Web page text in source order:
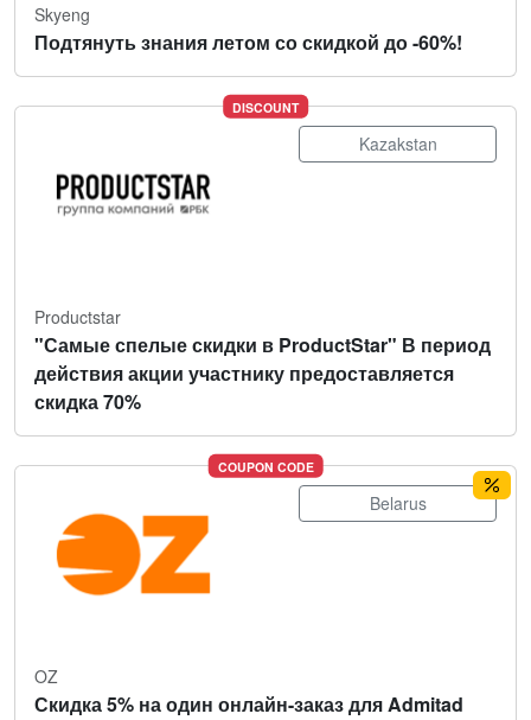
Skyeng
Подтянуть знания летом со скидкой до -60%!
DISCOUNT
Kazakstan
Productstar
"Самые спелые скидки в ProductStar" В период
действия акции участнику предоставляется
скидка 70%
COUPON CODE
Belarus
OZ
Скидка 5% на один онлайн-заказ для Admitad